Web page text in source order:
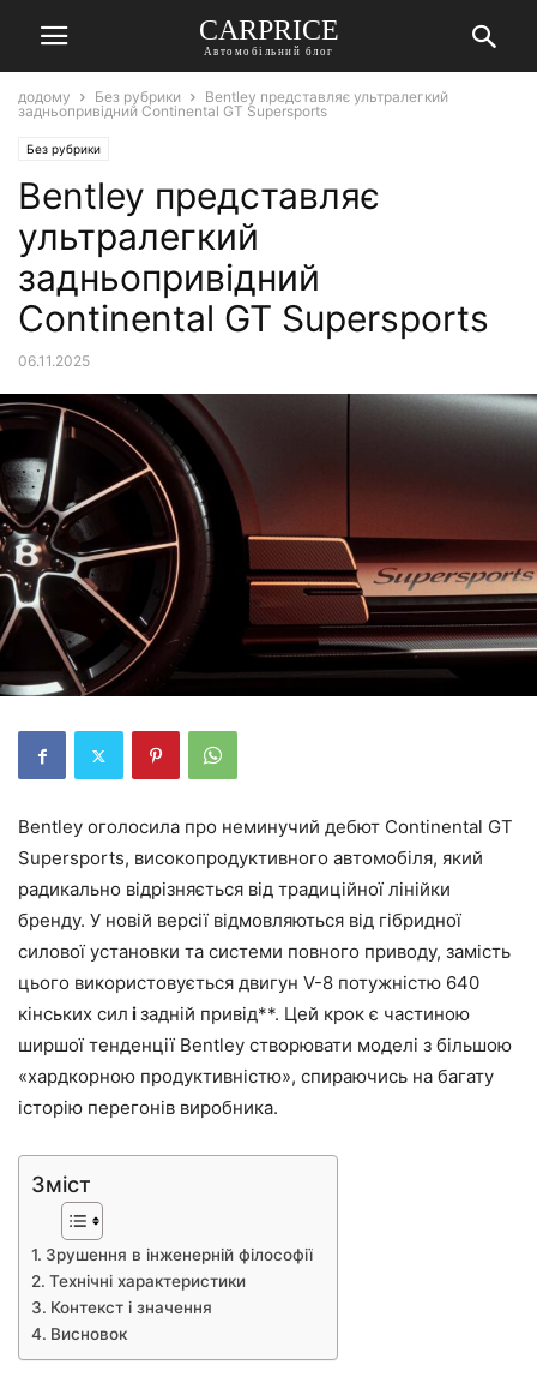
СARPRICE
Автомобільний блог
додому Без рубрики
Bentley представляє ультралегкий
задньопривідний Continental GT Supersports
Без рубрики
Bentley представляє
ультралегкий
задньопривідний
Continental GT Supersports
06.11.2025
Bentley оголосила про неминучий дебют Continental GT
Supersports, високопродуктивного автомобіля, який
радикально відрізняється від традиційної лінійки
бренду. У новій версії відмовляються від гібридної
силової установки та системи повного приводу, замість
цього використовується двигун V-8 потужністю 640
кінських сил ізадній привід**. Цей крок є частиною
ширшої тенденції Bentley створювати моделі з більшою
«хардкорною продуктивністю», спираючись на багату
історію перегонів виробника.
Зміст
Зрушення в інженерній філософії
Технічні характеристики
Контекст і значення
Висновок